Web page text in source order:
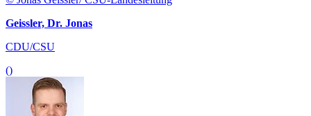
Geissler, Dr. Jonas
CDU/CSU
()